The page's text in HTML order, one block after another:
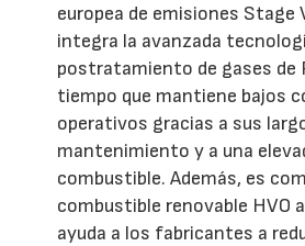
europea de emisiones Stage
integra la avanzada
postratamiento de gases de
tiempo que mantiene bajos
operativos gracias a sus
mantenimiento y a una
combustible. Además, es
combustible renovable HVO
ayuda a los fabricantes a